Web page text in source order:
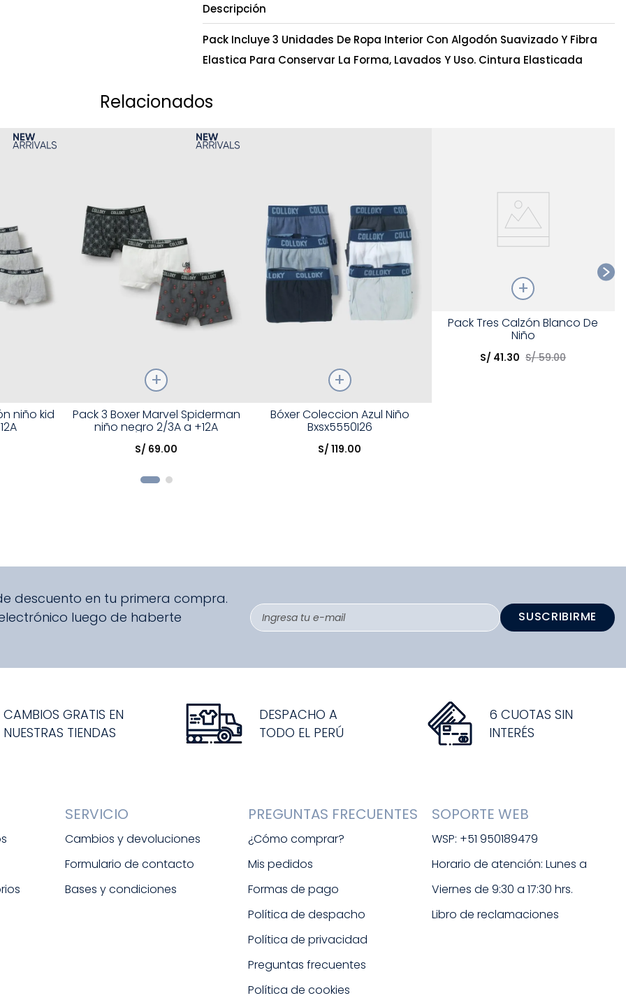
Descripción
Pack Incluye 3 Unidades De Ropa Interior Con Algodón Suavizado Y Fibra
Elastica Para Conservar La Forma, Lavados Y Uso. Cintura Elasticada
Relacionados
niño kid Talla
Elige una opción
Pack 3 Boxer Marvel Spiderman
niño negro 2/3A a +12A
S/ 69.00
Talla
Elige una opción
Bóxer Coleccion Azul Niño
Bxsx5550I26
S/ 119.00
Talla
Elige una opción
Pack Tres Calzón Blanco De
Niño
S/ 41.30 S/ 59.00
descuento en tu primera compra.
luego de haberte
SUSCRIBIRME
CAMBIOS GRATIS EN
NUESTRAS TIENDAS
DESPACHO A
TODO EL PERÚ
6 CUOTAS SIN
INTERÉS
SERVICIO
Cambios y devoluciones
Formulario de contacto
Bases y condiciones
PREGUNTAS FRECUENTES
¿Cómo comprar?
Mis pedidos
Formas de pago
Política de despacho
Política de privacidad
Preguntas frecuentes
Política de cookies
SOPORTE WEB
WSP: +51 950189479
Horario de atención: Lunes a
Viernes de 9:30 a 17:30 hrs.
Libro de reclamaciones